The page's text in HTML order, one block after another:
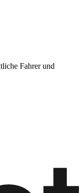
Fahrer und